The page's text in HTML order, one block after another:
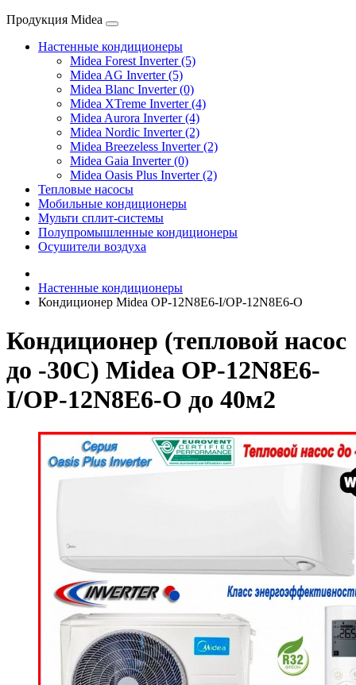
Продукция Midea
Настенные кондиционеры
Midea Forest Inverter (5)
Midea AG Inverter (5)
Midea Blanc Inverter (0)
Midea XTreme Inverter (4)
Midea Aurora Inverter (4)
Midea Nordic Inverter (2)
Midea Breezeless Inverter (2)
Midea Gaia Inverter (0)
Midea Oasis Plus Inverter (2)
Тепловые насосы
Мобильные кондиционеры
Мульти сплит-системы
Полупромышленные кондиционеры
Осушители воздуха
Настенные кондиционеры
Кондиционер Midea OP-12N8E6-I/OP-12N8E6-O
Кондиционер (тепловой насос
до -30С) Midea OP-12N8E6-
I/OP-12N8E6-O до 40м2